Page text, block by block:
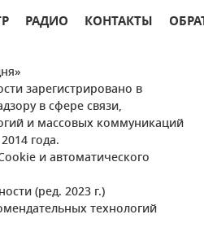
РАДИО КОНТАКТЫ
зарегистрировано в
в сфере связи,
и массовых коммуникаций
года.
и автоматического
(ред. 2023 г.)
технологий